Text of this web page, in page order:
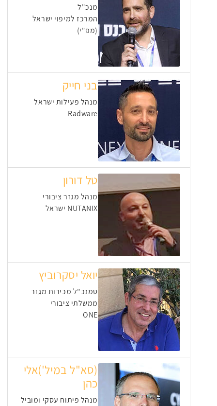
מנכ"ל
המרכז למיפוי ישראל
(מפ"י)
בני חייק
מנהל פעילות ישראל
Radware
טל דורון
מנהל מגזר ציבורי
NUTANIX ישראל
יואל יסקרוביץ
סמנכ"ל מכירות מגזר
ממשלתי ציבורי
ONE
(סא"ל במיל')אלי
כהן
מנהל פיתוח עסקי ומוביל